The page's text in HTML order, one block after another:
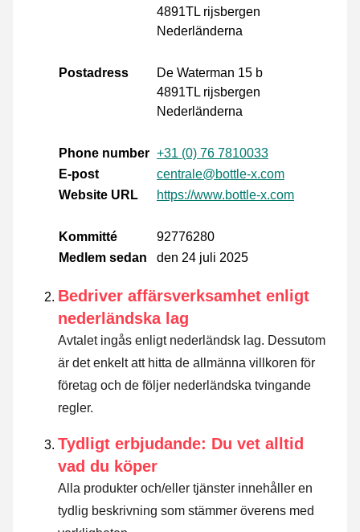
4891TL rijsbergen
Nederländerna
Postadress
De Waterman 15 b
4891TL rijsbergen
Nederländerna
Phone number +31 (0) 76 7810033
E-post
centrale@bottle-x.com
Website URL
https://www.bottle-x.com
Kommitté
92776280
Medlem sedan
den 24 juli 2025
Bedriver affärsverksamhet enligt
nederländska lag
Avtalet ingås enligt nederländsk lag. Dessutom
är det enkelt att hitta de allmänna villkoren för
företag och de följer nederländska tvingande
regler.
Tydligt erbjudande: Du vet alltid
vad du köper
Alla produkter och/eller tjänster innehåller en
tydlig beskrivning som stämmer överens med